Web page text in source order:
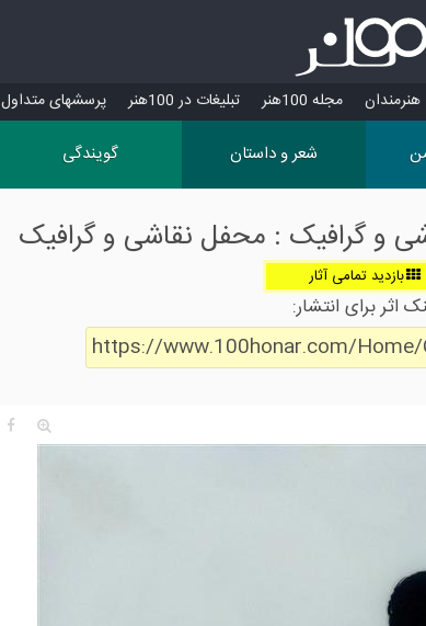
مجله 100هنر تبلیغات در 100هنر پرسش‏های متداول
شعر و داستان گویندگی
و گرافیک : محفل نقاشی و گرافیک
بازدید تمامی آثار
اثر برای انتشار:
https://www.100honar.com/